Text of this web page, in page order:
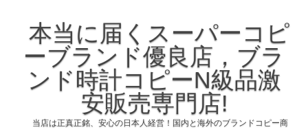
本当に届くスーパーコピ
ーブランド優良店，ブラ
ンド時計コピーN級品激
安販売専門店!
当店は正真正銘、安心の日本人経営！国内と海外のブランドコピー商